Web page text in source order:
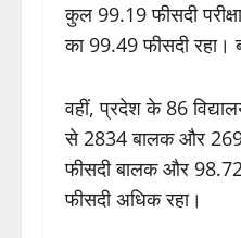
कुल 99.19 फीसदी
का 99.49 फीसदी रहा।
वहीं, प्रदेश के 86
से 2834 बालक और
फीसदी बालक और 98.72
फीसदी अधिक रहा।